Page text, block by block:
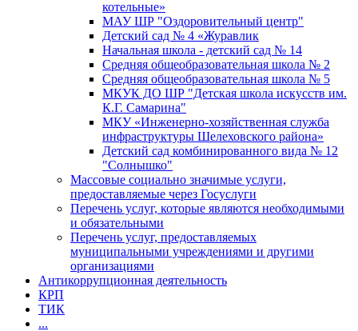
котельные»
МАУ ШР "Оздоровительный центр"
Детский сад № 4 «Журавлик
Начальная школа - детский сад № 14
Средняя общеобразовательная школа № 2
Средняя общеобразовательная школа № 5
МКУК ДО ШР "Детская школа искусств им.
К.Г. Самарина"
МКУ «Инженерно-хозяйственная служба
инфраструктуры Шелеховского района»
Детский сад комбинированного вида № 12
"Солнышко"
Массовые социально значимые услуги,
предоставляемые через Госуслуги
Перечень услуг, которые являются необходимыми
и обязательными
Перечень услуг, предоставляемых
муниципальными учреждениями и другими
организациями
Антикоррупционная деятельность
КРП
ТИК
...